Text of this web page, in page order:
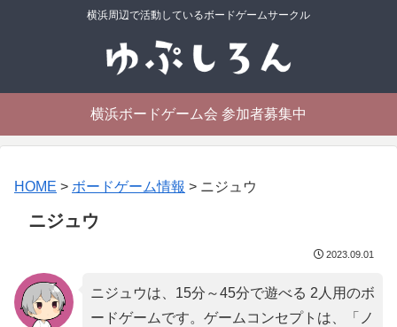
横浜周辺で活動しているボードゲームサークル
横浜ボードゲーム会 参加者募集中
HOME > ボードゲーム情報 > ニジュウ
ニジュウ
2023.09.01
ニジュウは、15分～45分で遊べる 2人用のボ
ードゲームです。ゲームコンセプトは、「 ノ